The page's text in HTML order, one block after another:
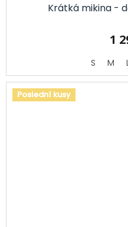
Krátká mikina -
1
S M
Poslední kusy